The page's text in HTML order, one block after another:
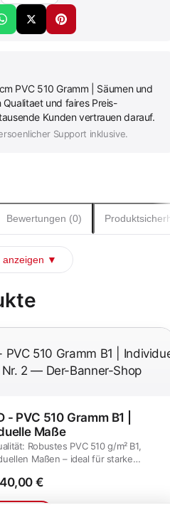
PVC 510 Gramm | Säumen und
und faires Preis-
Kunden vertrauen darauf.
Support inklusive.
Bewertungen (0)
anzeigen ▼
PVC 510 Gramm B1 |
Maße
Robustes PVC 510 g/m² B1,
Maßen – ideal für starke
€